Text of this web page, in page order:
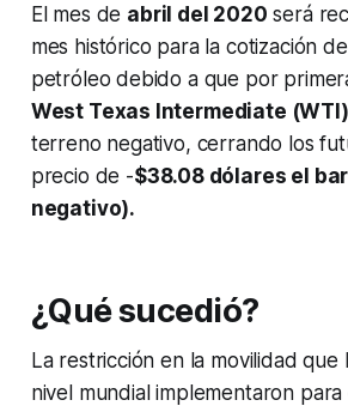
El mes de abril del 2020 será
mes histórico para la cotización
petróleo debido a que por
West Texas Intermediate (WTI)
terreno negativo, cerrando los
precio de -$38.08 dólares el
negativo).
¿Qué sucedió?
La restricción en la movilidad que
nivel mundial implementaron